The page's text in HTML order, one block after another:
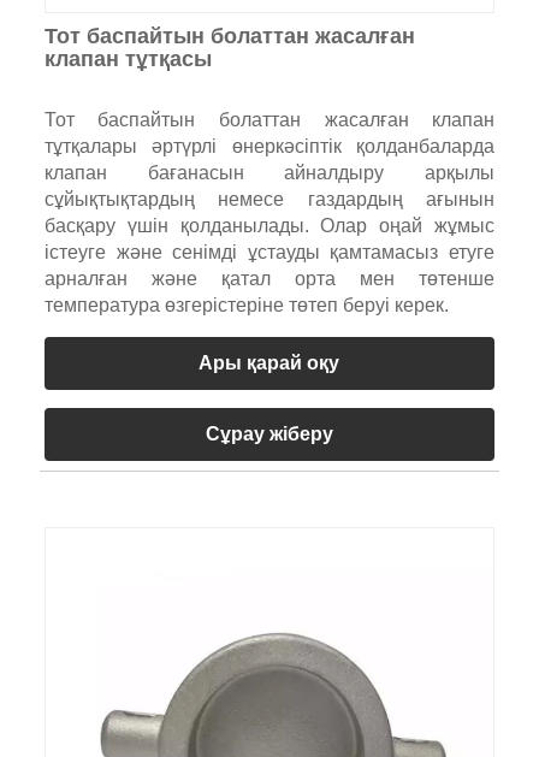
Тот баспайтын болаттан жасалған
клапан тұтқасы
Тот баспайтын болаттан жасалған клапан
тұтқалары әртүрлі өнеркәсіптік қолданбаларда
клапан бағанасын айналдыру арқылы
сұйықтықтардың немесе газдардың ағынын
басқару үшін қолданылады. Олар оңай жұмыс
істеуге және сенімді ұстауды қамтамасыз етуге
арналған және қатал орта мен төтенше
температура өзгерістеріне төтеп беруі керек.
Ары қарай оқу
Сұрау жіберу